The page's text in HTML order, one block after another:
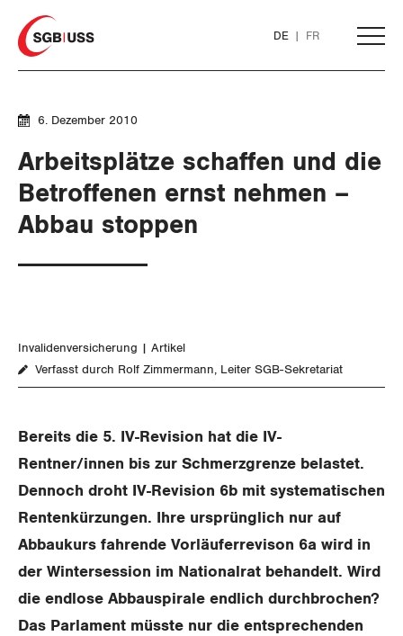
Home
DE FR
THEMEN
ARBEIT
Arbeitssicherheit und Gesundheitsschutz
Geld und Währung
AHV
Überbrückungsleistung
Ergänzungsleistungen
Invalidenversicherung
Unfallversicherung
6. Dezember 2010
Arbeitsplätze schaffen und die
Betroffenen ernst nehmen –
Abbau stoppen
Invalidenversicherung
Artikel
Verfasst durch Rolf Zimmermann, Leiter SGB-Sekretariat
Bereits die 5. IV-Revision hat die IV-
Rentner/innen bis zur Schmerzgrenze belastet.
Dennoch droht IV-Revision 6b mit systematischen
Rentenkürzungen. Ihre ursprünglich nur auf
Abbaukurs fahrende Vorläuferrevison 6a wird in
der Wintersession im Nationalrat behandelt. Wird
die endlose Abbauspirale endlich durchbrochen?
Das Parlament müsste nur die entsprechenden